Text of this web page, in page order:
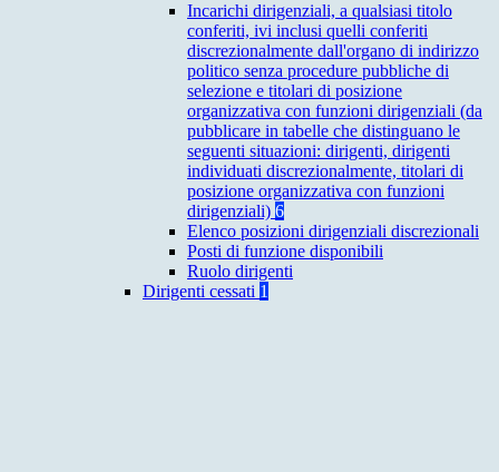
Incarichi dirigenziali, a qualsiasi titolo
conferiti, ivi inclusi quelli conferiti
discrezionalmente dall'organo di indirizzo
politico senza procedure pubbliche di
selezione e titolari di posizione
organizzativa con funzioni dirigenziali (da
pubblicare in tabelle che distinguano le
seguenti situazioni: dirigenti, dirigenti
individuati discrezionalmente, titolari di
posizione organizzativa con funzioni
dirigenziali) 6
Elenco posizioni dirigenziali discrezionali
Posti di funzione disponibili
Ruolo dirigenti
Dirigenti cessati 1